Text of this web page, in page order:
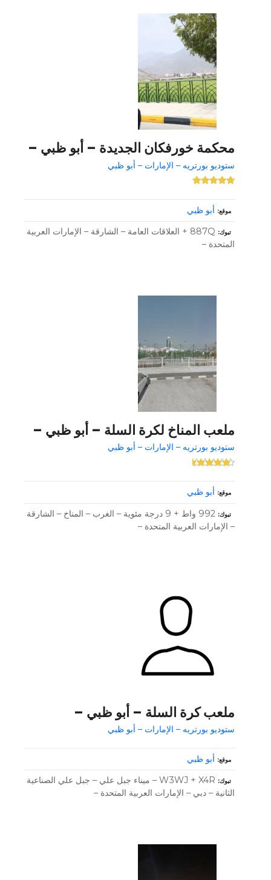
محكمة خورفكان الجديدة – أبو ظبي –
ستوديو بورتريه – الإمارات – أبو ظبي
موقع أبو ظبي
تبوك
887Q + العلاقات العامة – الشارقة – الإمارات العربية
المتحدة –
ملعب المناخ لكرة السلة – أبو ظبي –
ستوديو بورتريه – الإمارات – أبو ظبي
موقع أبو ظبي
تبوك
992 واط + 9 درجة مئوية – الغرب – المناخ – الشارقة
– الإمارات العربية المتحدة –
ملعب كرة السلة – أبو ظبي –
ستوديو بورتريه – الإمارات – أبو ظبي
موقع أبو ظبي
تبوك
W3WJ + X4R – ميناء جبل علي – جبل علي الصناعية
الثانية – دبي – الإمارات العربية المتحدة –